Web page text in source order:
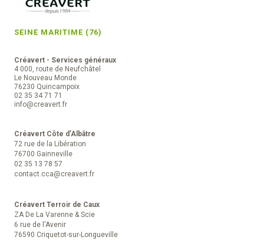
SEINE MARITIME (76)
Créavert - Services généraux
4 000, route de Neufchâtel
Le Nouveau Monde
76230 Quincampoix
02 35 34 71 71
info@creavert.fr
Créavert Côte d’Albâtre
72 rue de la Libération
76700 Gainneville
02 35 13 78 57
contact.cca@creavert.fr
Créavert Terroir de Caux
ZA De La Varenne & Scie
6 rue de l'Avenir
76590 Criquetot-sur-Longueville